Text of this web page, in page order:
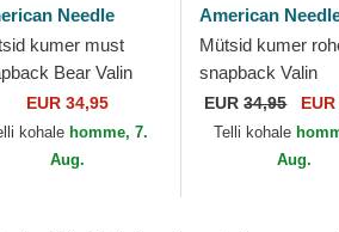
Needle
kumer must
Bear Valin
Needle
EUR 34,95
kohale homme, 7.
Aug.
American
Mütsid kumer
snapback Valin
American Needle
EUR34,95
Telli kohale
Aug.